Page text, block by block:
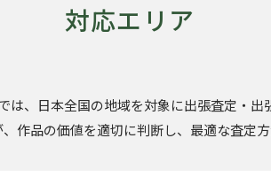
対応エリア
は、日本全国の地域を対象に出張査定・出
作品の価値を適切に判断し、最適な査定方